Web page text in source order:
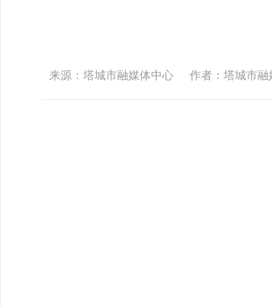
来源：塔城市融媒体中心 作者：塔城市融